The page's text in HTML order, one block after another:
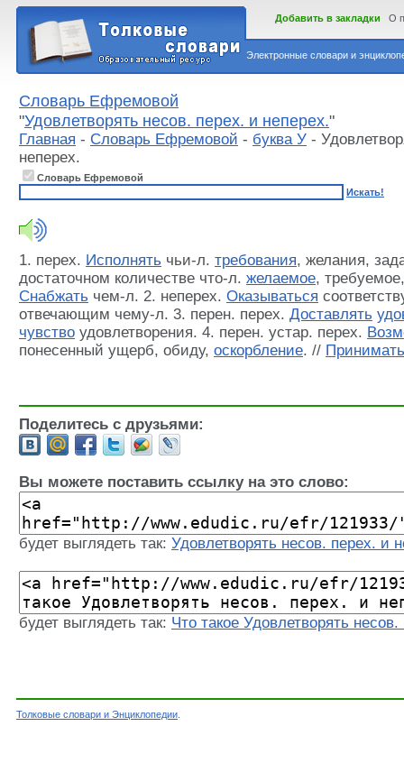
Электронные словари и
Добавить в закладки О
Словарь Ефремовой
"Удовлетворять несов. перех. и неперех."
Главная - Словарь Ефремовой - буква У -
неперех.
Словарь Ефремовой
Искать!
1. перех. Исполнять чьи-л. требования, желания,
достаточном количестве что-л. желаемое,
Снабжать чем-л. 2. неперех. Оказываться
отвечающим чему-л. 3. перен. перех. Доставлять
чувство удовлетворения. 4. перен. устар. перех.
понесенный ущерб, обиду, оскорбление. // Принимать
Поделитесь с друзьями:
Вы можете поставить ссылку на это слово:
будет выглядеть так: Удовлетворять несов. перех. и
будет выглядеть так: Что такое Удовлетворять
Толковые словари и Энциклопедии